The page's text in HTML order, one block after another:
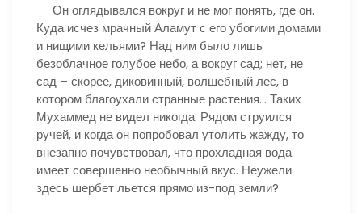
Он оглядывался вокруг и не мог понять, где он.
Куда исчез мрачный Аламут с его убогими домами
и нищими кельями? Над ним было лишь
безоблачное голубое небо, а вокруг сад; нет, не
сад – скорее, диковинный, волшебный лес, в
котором благоухали странные растения… Таких
Мухаммед не видел никогда. Рядом струился
ручей, и когда он попробовал утолить жажду, то
внезапно почувствовал, что прохладная вода
имеет совершенно необычный вкус. Неужели
здесь шербет льется прямо из-под земли?